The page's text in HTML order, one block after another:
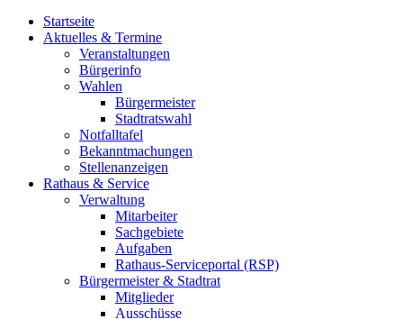
Startseite
Aktuelles & Termine
Veranstaltungen
Bürgerinfo
Wahlen
Bürgermeister
Stadtratswahl
Notfalltafel
Bekanntmachungen
Stellenanzeigen
Rathaus & Service
Verwaltung
Mitarbeiter
Sachgebiete
Aufgaben
Rathaus-Serviceportal (RSP)
Bürgermeister & Stadtrat
Mitglieder
Ausschüsse